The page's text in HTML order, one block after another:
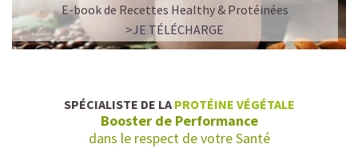
E-book de Recettes Healthy & Protéinées
>JE TÉLÉCHARGE
SPÉCIALISTE DE LA PROTÉINE VÉGÉTALE
Booster de Performance
dans le respect de votre Santé